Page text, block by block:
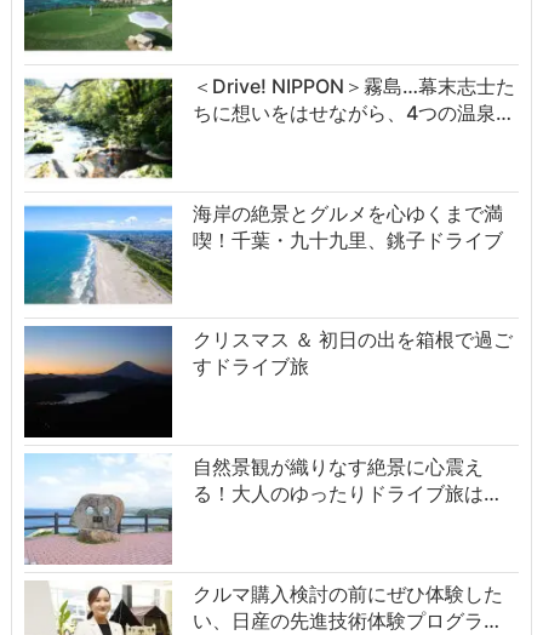
＜Drive! NIPPON＞霧島…幕末志士た
ちに想いをはせながら、4つの温泉…
海岸の絶景とグルメを心ゆくまで満
喫！千葉・九十九里、銚子ドライブ
クリスマス ＆ 初日の出を箱根で過ご
すドライブ旅
自然景観が織りなす絶景に心震え
る！大人のゆったりドライブ旅は…
クルマ購入検討の前にぜひ体験した
い、日産の先進技術体験プログラ…